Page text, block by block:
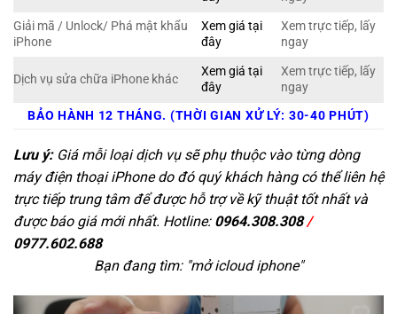
Giải mã / Unlock/ Phá mật khẩu
iPhone
Xem giá tại
đây
Xem trực tiếp, lấy
ngay
Dịch vụ sửa chữa iPhone khác
Xem giá tại
đây
Xem trực tiếp, lấy
ngay
BẢO HÀNH 12 THÁNG. (THỜI GIAN XỬ LÝ: 30-40 PHÚT)
Lưu ý:Giá mỗi loại dịch vụ sẽ phụ thuộc vào từng dòng
máy điện thoại iPhone do đó quý khách hàng có thể liên hệ
trực tiếp trung tâm để được hỗ trợ về kỹ thuật tốt nhất và
được báo giá mới nhất. Hotline: 0964.308.308/
0977.602.688
Bạn đang tìm: "mở icloud iphone"